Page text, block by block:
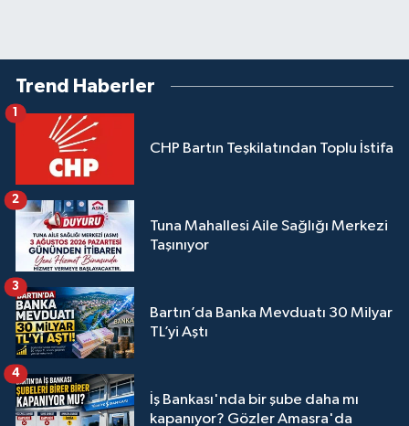
Trend Haberler
CHP Bartın Teşkilatından Toplu İstifa
1
Tuna Mahallesi Aile Sağlığı Merkezi
Taşınıyor
2
Bartın’da Banka Mevduatı 30 Milyar
TL’yi Aştı
3
İş Bankası'nda bir şube daha mı
kapanıyor? Gözler Amasra'da
4